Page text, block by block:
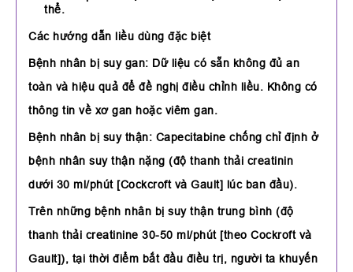
thể.
Các hướng dẫn liều dùng đặc biệt
Bệnh nhân bị suy gan: Dữ liệu có sẵn không đủ an
toàn và hiệu quả để đề nghị điều chỉnh liều. Không có
thông tin về xơ gan hoặc viêm gan.
Bệnh nhân bị suy thận: Capecitabine chống chỉ định ở
bệnh nhân suy thận nặng (độ thanh thải creatinin
dưới 30 ml/phút [Cockcroft và Gault] lúc ban đầu).
Trên những bệnh nhân bị suy thận trung bình (độ
thanh thải creatinine 30-50 ml/phút [theo Cockroft và
Gault]), tại thời điểm bắt đầu điều trị, người ta khuyến